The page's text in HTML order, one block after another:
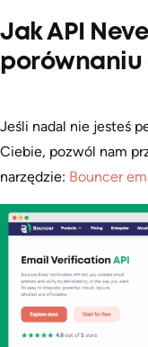
Jak API
porównaniu
Jeśli nadal nie jesteś
Ciebie, pozwól nam
narzędzie: Bouncer